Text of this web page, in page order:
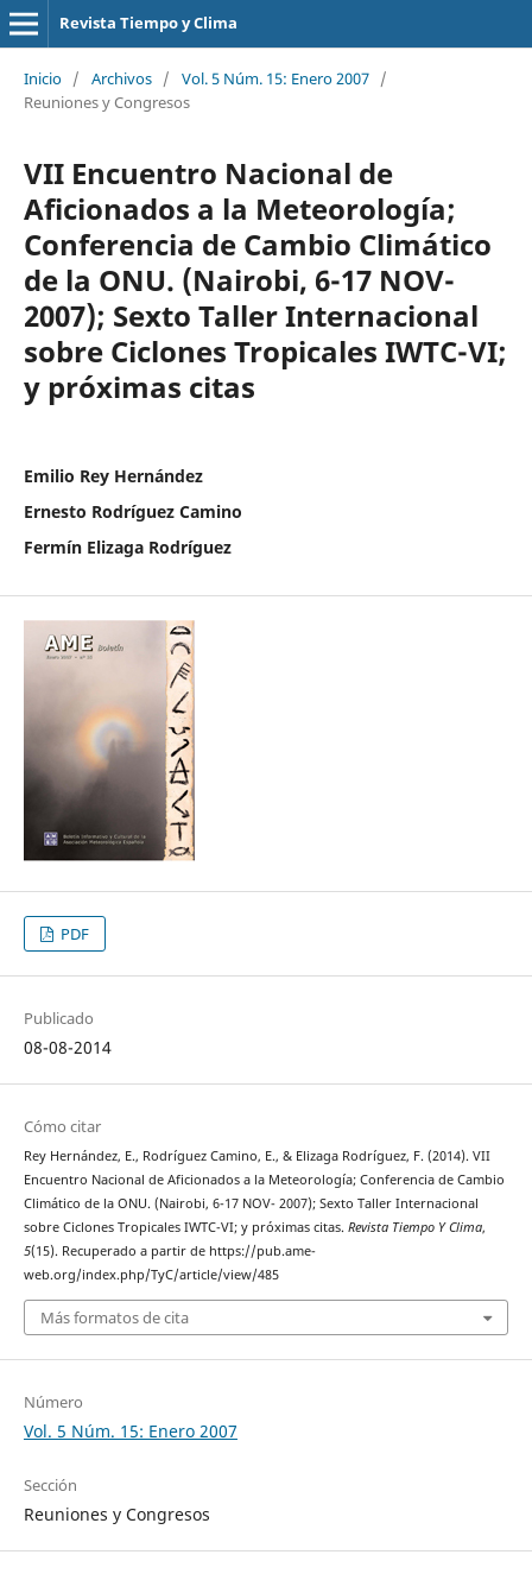
Revista Tiempo y Clima
Inicio / Archivos / Vol. 5 Núm. 15: Enero 2007 /
Reuniones y Congresos
VII Encuentro Nacional de
Aficionados a la Meteorología;
Conferencia de Cambio Climático
de la ONU. (Nairobi, 6-17 NOV-
2007); Sexto Taller Internacional
sobre Ciclones Tropicales IWTC-VI;
y próximas citas
Emilio Rey Hernández
Ernesto Rodríguez Camino
Fermín Elizaga Rodríguez
PDF
Publicado
08-08-2014
Cómo citar
Rey Hernández, E., Rodríguez Camino, E., & Elizaga Rodríguez, F. (2014). VII
Encuentro Nacional de Aficionados a la Meteorología; Conferencia de Cambio
Climático de la ONU. (Nairobi, 6-17 NOV- 2007); Sexto Taller Internacional
sobre Ciclones Tropicales IWTC-VI; y próximas citas. Revista Tiempo Y Clima,
5(15). Recuperado a partir de https://pub.ame-
web.org/index.php/TyC/article/view/485
Más formatos de cita
Número
Vol. 5 Núm. 15: Enero 2007
Sección
Reuniones y Congresos